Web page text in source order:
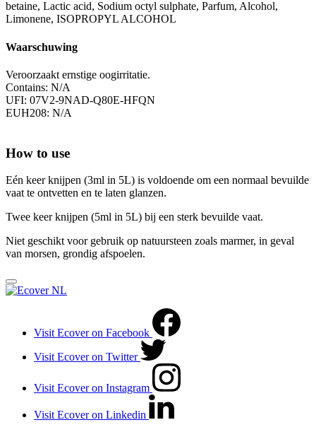
betaine, Lactic acid, Sodium octyl sulphate, Parfum, Alcohol,
Limonene, ISOPROPYL ALCOHOL
Waarschuwing
Veroorzaakt ernstige oogirritatie.
Contains: N/A
UFI: 07V2-9NAD-Q80E-HFQN
EUH208: N/A
How to use
Eén keer knijpen (3ml in 5L) is voldoende om een normaal bevuilde
vaat te ontvetten en te laten glanzen.
Twee keer knijpen (5ml in 5L) bij een sterk bevuilde vaat.
Niet geschikt voor gebruik op natuursteen zoals marmer, in geval
van morsen, grondig afspoelen.
Visit Ecover on Facebook
Visit Ecover on Twitter
Visit Ecover on Instagram
Visit Ecover on Linkedin